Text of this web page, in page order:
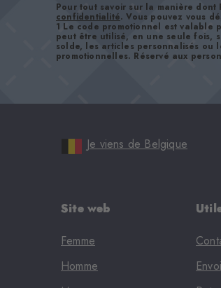
Pour tout savoir sur la manière dont
confidentialité. Vous pouvez vous
1 Le code promotionnel est valable
peut être utilisé, en une seule fois,
solde, les articles personnalisés ou
promotionnelles. Réservé aux
Je viens de Belgique
Site web
Femme
Homme
Envoi